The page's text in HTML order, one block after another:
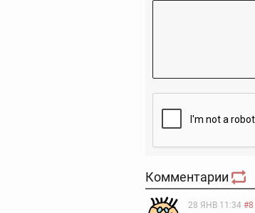
Комментарии
28 ЯНВ 11:34 #8